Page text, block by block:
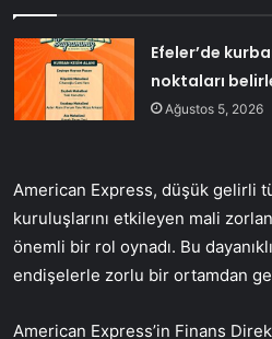
Efeler’de
noktaları
Ağustos 5, 2026
American Express, düşük gelirli
kuruluşlarını etkileyen mali
önemli bir rol oynadı. Bu
endişelerle zorlu bir ortamdan
American Express’in Finans